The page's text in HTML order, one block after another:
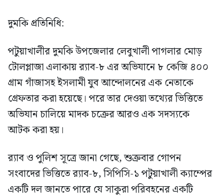
দুমকি প্রতিনিধি:
পটুয়াখালীর দুমকি উপজেলার লেবুখালী পাগলার মোড়
টোলপ্লাজা এলাকায় র‍্যাব-৮ এর অভিযানে ৮ কেজি ৪০০
গ্রাম গাঁজাসহ ইসলামী যুব আন্দোলনের এক নেতাকে
গ্রেফতার করা হয়েছে। পরে তার দেওয়া তথ্যের ভিত্তিতে
অভিযান চালিয়ে মাদক চক্রের আরও এক সদস্যকে
আটক করা হয়।
র‍্যাব ও পুলিশ সূত্রে জানা গেছে, শুক্রবার গোপন
সংবাদের ভিত্তিতে র‍্যাব-৮, সিপিসি-১ পটুয়াখালী ক্যাম্পের
একটি দল জানতে পারে যে সাকুরা পরিবহনের একটি